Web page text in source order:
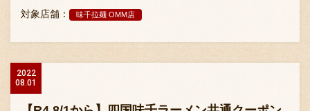
対象店舗： 味千拉麺 OMM店
2022
08.01